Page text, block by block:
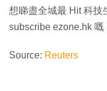
想睇盡全城最 Hit 科技
subscribe ezone.hk 嘅
Source: Reuters